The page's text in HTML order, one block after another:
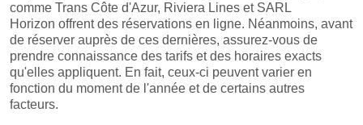
comme Trans Côte d'Azur, Riviera Lines et SARL
Horizon offrent des réservations en ligne. Néanmoins, avant
de réserver auprès de ces dernières, assurez-vous de
prendre connaissance des tarifs et des horaires exacts
qu'elles appliquent. En fait, ceux-ci peuvent varier en
fonction du moment de l'année et de certains autres
facteurs.